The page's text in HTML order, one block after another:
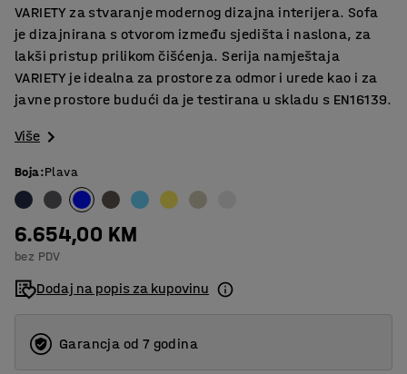
VARIETY za stvaranje modernog dizajna interijera. Sofa
je dizajnirana s otvorom između sjedišta i naslona, za
lakši pristup prilikom čišćenja. Serija namještaja
VARIETY je idealna za prostore za odmor i urede kao i za
javne prostore budući da je testirana u skladu s EN16139.
Više
Boja:Plava
6.654,00 KM
bez PDV
Dodaj na popis za kupovinu
Garancja od 7 godina